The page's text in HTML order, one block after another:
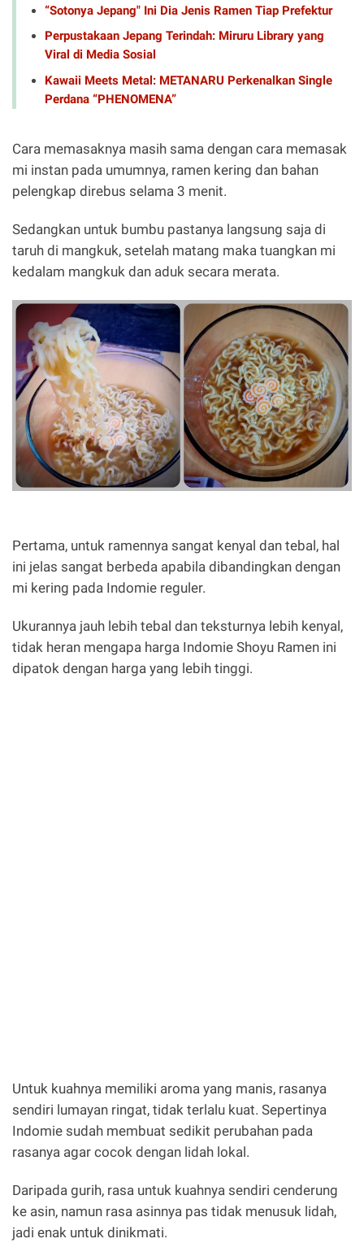
“Sotonya Jepang" Ini Dia Jenis Ramen Tiap Prefektur
Perpustakaan Jepang Terindah: Miruru Library yang
Viral di Media Sosial
Kawaii Meets Metal: METANARU Perkenalkan Single
Perdana “PHENOMENA”
Cara memasaknya masih sama dengan cara memasak
mi instan pada umumnya, ramen kering dan bahan
pelengkap direbus selama 3 menit.
Sedangkan untuk bumbu pastanya langsung saja di
taruh di mangkuk, setelah matang maka tuangkan mi
kedalam mangkuk dan aduk secara merata.
Pertama, untuk ramennya sangat kenyal dan tebal, hal
ini jelas sangat berbeda apabila dibandingkan dengan
mi kering pada Indomie reguler.
Ukurannya jauh lebih tebal dan teksturnya lebih kenyal,
tidak heran mengapa harga Indomie Shoyu Ramen ini
dipatok dengan harga yang lebih tinggi.
Untuk kuahnya memiliki aroma yang manis, rasanya
sendiri lumayan ringat, tidak terlalu kuat. Sepertinya
Indomie sudah membuat sedikit perubahan pada
rasanya agar cocok dengan lidah lokal.
Daripada gurih, rasa untuk kuahnya sendiri cenderung
ke asin, namun rasa asinnya pas tidak menusuk lidah,
jadi enak untuk dinikmati.